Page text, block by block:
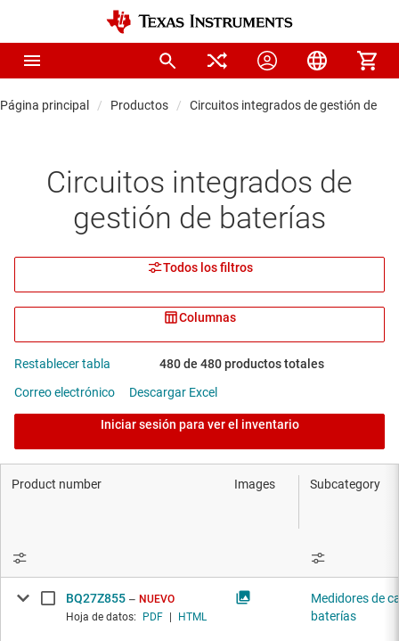
Página principal Productos Circuitos integrados de gestión de
Circuitos integrados de
gestión de baterías
Todos los filtros
Columnas
Restablecer tabla
480 de 480 productos totales
Correo electrónico
Descargar Excel
Iniciar sesión para ver el inventario
Product number Images Subcategory
BQ27Z855
NUEVO
Hoja de datos:
PDF HTML
Medidores de
baterías